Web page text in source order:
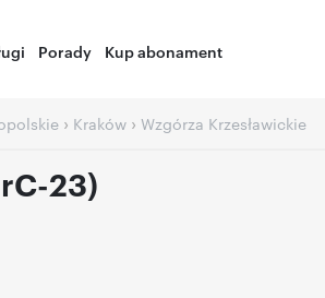
Porady Kup abonament
› Kraków › Wzgórza Krzesławickie
23)